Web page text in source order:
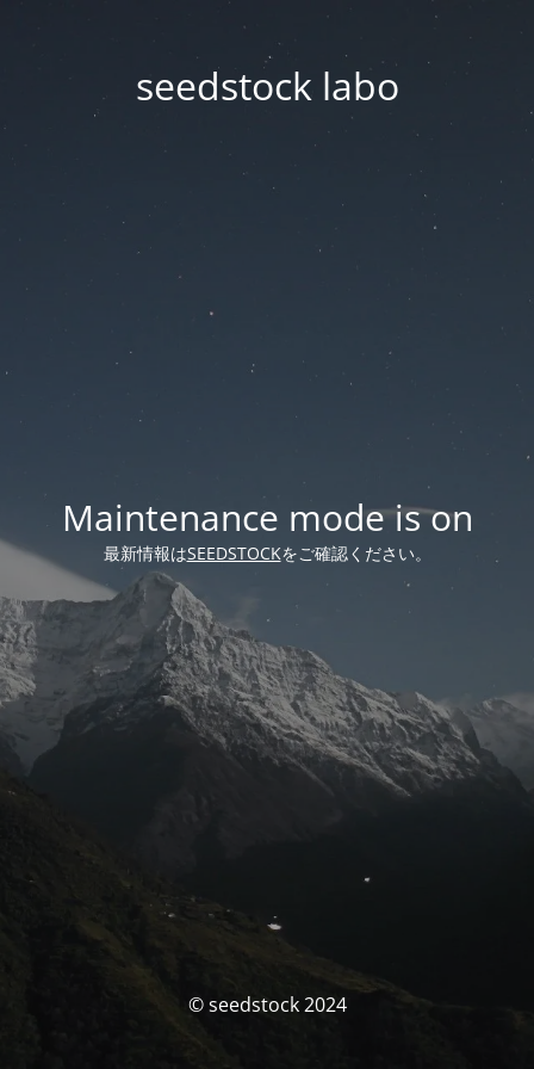
seedstock labo
Maintenance mode is on
最新情報はSEEDSTOCKをご確認ください。
© seedstock 2024